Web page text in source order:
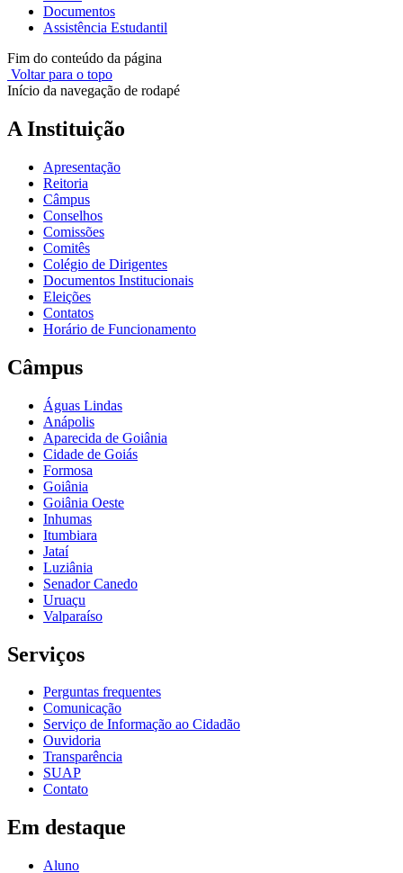
Documentos
Assistência Estudantil
Fim do conteúdo da página
Voltar para o topo
Início da navegação de rodapé
A Instituição
Apresentação
Reitoria
Câmpus
Conselhos
Comissões
Comitês
Colégio de Dirigentes
Documentos Institucionais
Eleições
Contatos
Horário de Funcionamento
Câmpus
Águas Lindas
Anápolis
Aparecida de Goiânia
Cidade de Goiás
Formosa
Goiânia
Goiânia Oeste
Inhumas
Itumbiara
Jataí
Luziânia
Senador Canedo
Uruaçu
Valparaíso
Serviços
Perguntas frequentes
Comunicação
Serviço de Informação ao Cidadão
Ouvidoria
Transparência
SUAP
Contato
Em destaque
Aluno